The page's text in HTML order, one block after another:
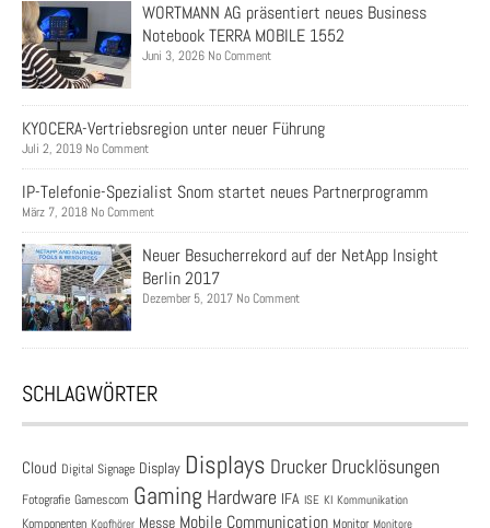
WORTMANN AG präsentiert neues Business
Notebook TERRA MOBILE 1552
Juni 3, 2026 No Comment
KYOCERA-Vertriebsregion unter neuer Führung
Juli 2, 2019 No Comment
IP-Telefonie-Spezialist Snom startet neues Partnerprogramm
März 7, 2018 No Comment
Neuer Besucherrekord auf der NetApp Insight
Berlin 2017
Dezember 5, 2017 No Comment
SCHLAGWÖRTER
Cloud Digital Signage Display Displays Drucker Drucklösungen
Fotografie Gamescom Gaming Hardware IFA ISE KI Kommunikation
Komponenten Kopfhörer Messe Mobile Communication Monitor Monitore